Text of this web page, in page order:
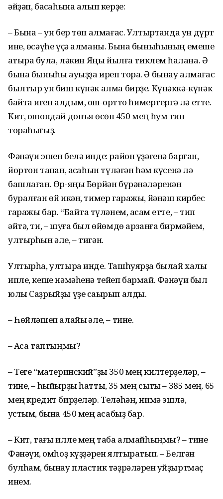
әйҙәп, баҡсаһына алып керҙе:
– Бына – ун бер төп алмағас. Ултыртҡанда ун дүрт
ине, өсәүһе үҫә алманы. Бына быныһының емеше
ҡатыраҡ була, ләкин Яңы йылға тиклем һаҡлана. Ә
бына быныһы ауыҙҙа иреп тора. Ә бынау алмағас
былтыр ун биш күнәк алма бирҙе. Күнәккә-күнәк
байтаҡ иген алдым, ҡош-ҡортто һимертергә лә етте.
Кит, ошондай донъя өсөн 450 мең һум тип
тораһығыҙ.
Фәнәүи эшен белә инде: район үҙәгенә барған,
йортон тапҡан, аҡсаһын түләгән һәм күсенә лә
башлаған. Өр-яңы Бөрйән бүрәнәләренән
буралған өй икән, тимер гаражы, йәнәш кирбес
гаражы бар. “Байтаҡ түләнем, аҡсам етте, – тип
әйтә, ти, – шуға был өйөмдө арзанға бирмәйем,
ултырһын әле, – тигән.
Ултырһа, ултыра инде. Ташһуярҙа былай халыҡ
ипле, кеше нәмәһенә тейеп бармай. Фәнәүи был
юлы Саҙрыйҙы үҙе саҡырып алды.
– Һөйләшеп алайыҡ әле, – тине.
– Аҡса таптыңмы?
– Теге “материнский”ҙы 350 мең килтерҙеләр, –
тине, – һыйырҙы һаттыҡ, 35 мең сыҡты – 385 мең. 65
мең кредит бирҙеләр. Теләһәң, нимә эшлә,
ҡустым, бына 450 мең аҡсабыҙ бар.
– Кит, тағы илле мең таба алмайһыңмы? – тине
Фәнәүи, ҡомһоҙ күҙҙәрен ялтыратып. – Белгән
булһам, бынау пластик тәҙрәләрен ҡуйҙыртмаҫ
инем.